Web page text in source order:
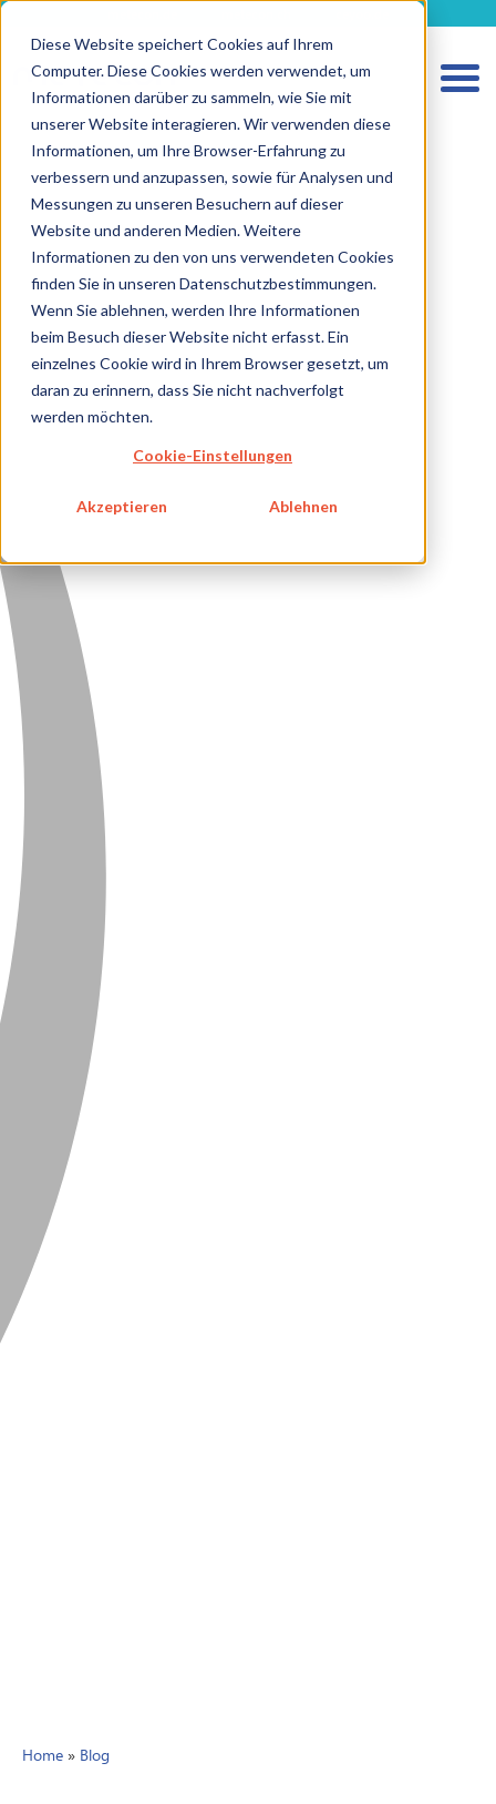
Diese Website speichert Cookies auf Ihrem
Computer. Diese Cookies werden verwendet, um
Informationen darüber zu sammeln, wie Sie mit
unserer Website interagieren. Wir verwenden diese
Informationen, um Ihre Browser-Erfahrung zu
verbessern und anzupassen, sowie für Analysen und
Messungen zu unseren Besuchern auf dieser
Website und anderen Medien. Weitere
Informationen zu den von uns verwendeten Cookies
finden Sie in unseren Datenschutzbestimmungen.
Wenn Sie ablehnen, werden Ihre Informationen
beim Besuch dieser Website nicht erfasst. Ein
einzelnes Cookie wird in Ihrem Browser gesetzt, um
daran zu erinnern, dass Sie nicht nachverfolgt
werden möchten.
Cookie-Einstellungen
Akzeptieren Ablehnen
Home » Blog
HOME
LEISTUNGEN MEDIZINPRODUKTE
LEISTUNGEN IVD
ZUKUNFTSSTARKE LÖSUNGEN
KARRIERE
DATENSCHUTZ